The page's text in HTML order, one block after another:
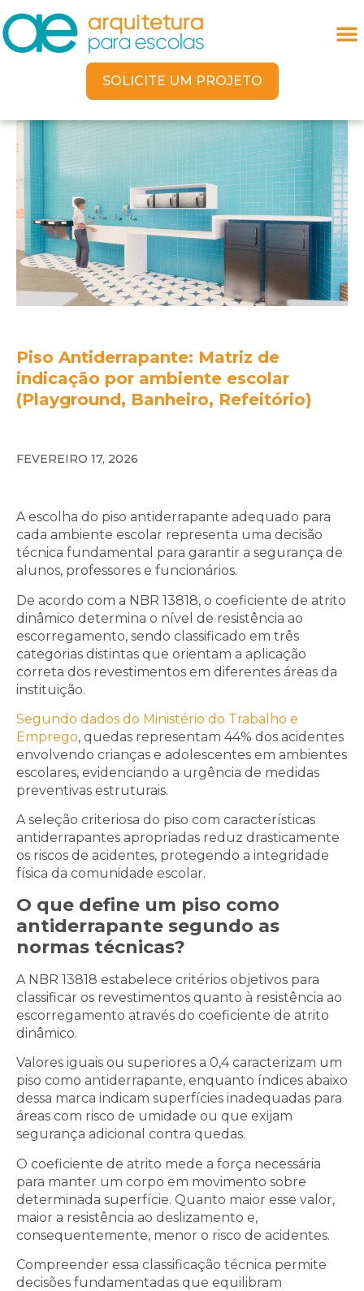
SOLICITE UM PROJETO
Piso Antiderrapante: Matriz de
indicação por ambiente escolar
(Playground, Banheiro, Refeitório)
FEVEREIRO 17, 2026
A escolha do piso antiderrapante adequado para
cada ambiente escolar representa uma decisão
técnica fundamental para garantir a segurança de
alunos, professores e funcionários.
De acordo com a NBR 13818, o coeficiente de atrito
dinâmico determina o nível de resistência ao
escorregamento, sendo classificado em três
categorias distintas que orientam a aplicação
correta dos revestimentos em diferentes áreas da
instituição.
Segundo dados do Ministério do Trabalho e
Emprego, quedas representam 44% dos acidentes
envolvendo crianças e adolescentes em ambientes
escolares, evidenciando a urgência de medidas
preventivas estruturais.
A seleção criteriosa do piso com características
antiderrapantes apropriadas reduz drasticamente
os riscos de acidentes, protegendo a integridade
física da comunidade escolar.
O que define um piso como
antiderrapante segundo as
normas técnicas?
A NBR 13818 estabelece critérios objetivos para
classificar os revestimentos quanto à resistência ao
escorregamento através do coeficiente de atrito
dinâmico.
Valores iguais ou superiores a 0,4 caracterizam um
piso como antiderrapante, enquanto índices abaixo
dessa marca indicam superfícies inadequadas para
áreas com risco de umidade ou que exijam
segurança adicional contra quedas.
O coeficiente de atrito mede a força necessária
para manter um corpo em movimento sobre
determinada superfície. Quanto maior esse valor,
maior a resistência ao deslizamento e,
consequentemente, menor o risco de acidentes.
Compreender essa classificação técnica permite
decisões fundamentadas que equilibram